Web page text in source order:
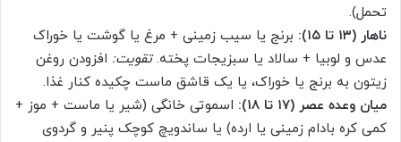
تحمل).
ناهار (۱۳ تا ۱۵):
برنج یا سیب زمینی + مرغ یا گوشت یا خوراک
عدس و لوبیا + سالاد یا سبزیجات پخته.تقویت: افزودن روغن
زیتون به برنج یا خوراک، یا یک قاشق ماست چکیده کنار غذا.
میان وعده عصر (۱۷ تا ۱۸):
اسموتی خانگی (شیر یا ماست + موز +
کمی کره بادام زمینی یا ارده) یا ساندویچ کوچک پنیر و گردوی